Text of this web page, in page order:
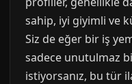
sahip, iyi giyimli ve
Siz de eğer bir iş
sadece unutulmaz
istiyorsanız, bu tür